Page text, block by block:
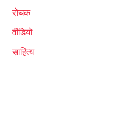
रोचक
वीडियो
साहित्य